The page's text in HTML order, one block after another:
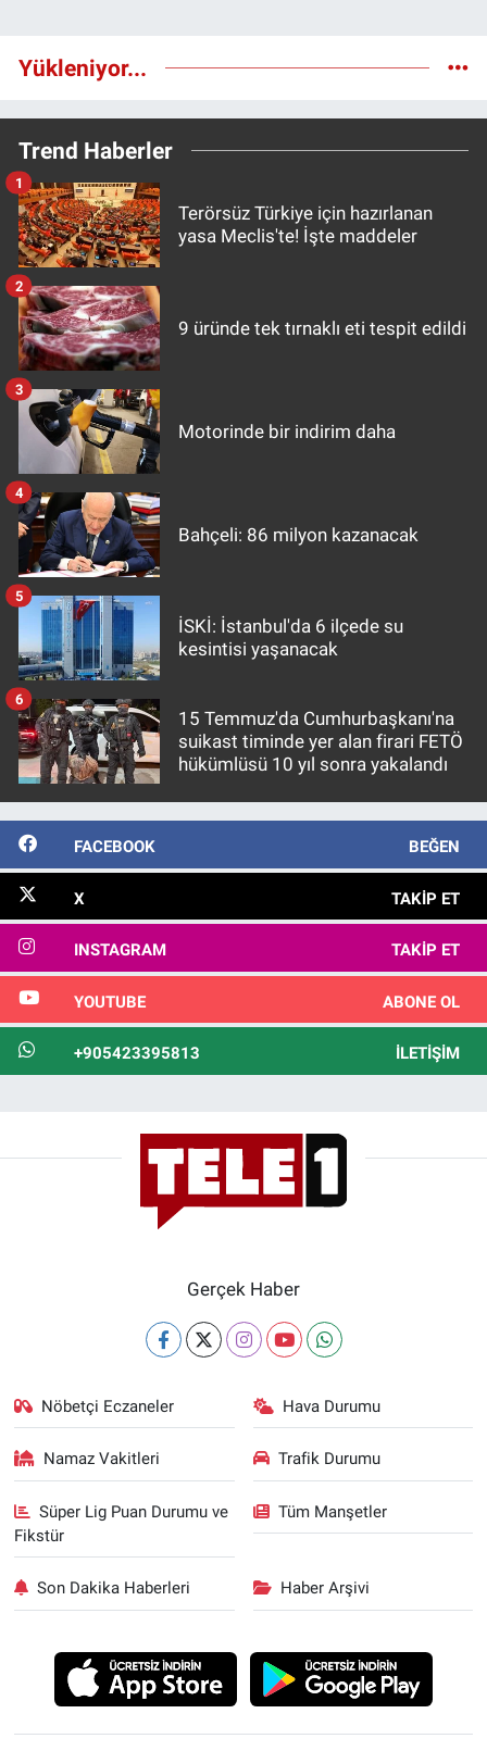
Yükleniyor...
Trend Haberler
Terörsüz Türkiye için hazırlanan
yasa Meclis'te! İşte maddeler
1
9 üründe tek tırnaklı eti tespit edildi
2
Motorinde bir indirim daha
3
Bahçeli: 86 milyon kazanacak
4
İSKİ: İstanbul'da 6 ilçede su
kesintisi yaşanacak
5
15 Temmuz'da Cumhurbaşkanı'na
suikast timinde yer alan firari FETÖ
hükümlüsü 10 yıl sonra yakalandı
6
FACEBOOK BEĞEN
X TAKIP ET
INSTAGRAM TAKIP ET
YOUTUBE ABONE OL
+905423395813 İLETIŞIM
Gerçek Haber
Nöbetçi Eczaneler Hava Durumu
Namaz Vakitleri Trafik Durumu
Süper Lig Puan Durumu ve
Fikstür
Tüm Manşetler
Son Dakika Haberleri Haber Arşivi